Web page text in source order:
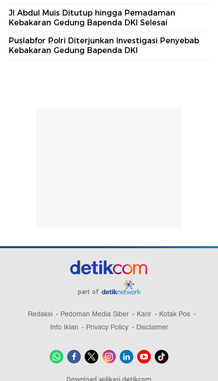
Jl Abdul Muis Ditutup hingga Pemadaman
Kebakaran Gedung Bapenda DKI Selesai
Puslabfor Polri Diterjunkan Investigasi Penyebab
Kebakaran Gedung Bapenda DKI
part of
Redaksi Pedoman Media Siber Karir
Kotak Pos
Info Iklan
Privacy Policy Disclaimer
Download aplikasi detikcom